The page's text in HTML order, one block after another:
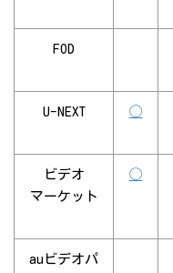
FOD
U-NEXT ◯
ビデオ
マーケット
◯
auビデオパ